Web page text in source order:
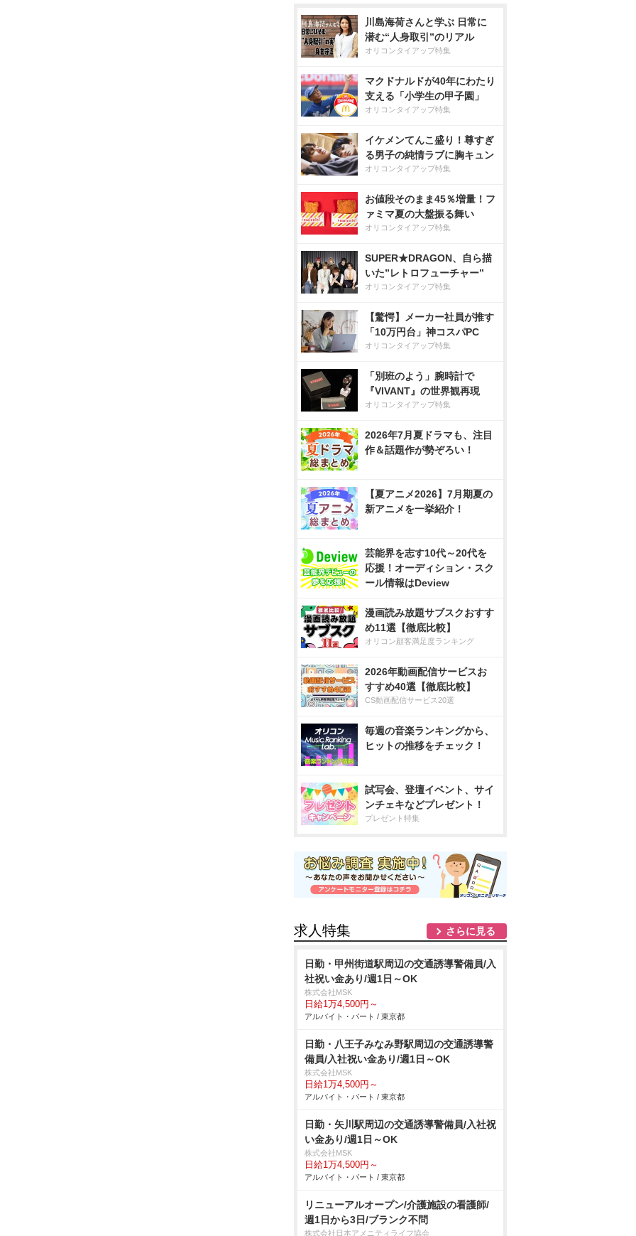
川島海荷さんと学ぶ 日常に
潜む“人身取引”のリアル
オリコンタイアップ特集
マクドナルドが40年にわたり
支える「小学生の甲子園」
オリコンタイアップ特集
イケメンてんこ盛り！尊すぎ
る男子の純情ラブに胸キュン
オリコンタイアップ特集
お値段そのまま45％増量！フ
ァミマ夏の大盤振る舞い
オリコンタイアップ特集
SUPER★DRAGON、自ら描
いた”レトロフューチャー”
オリコンタイアップ特集
【驚愕】メーカー社員が推す
「10万円台」神コスパPC
オリコンタイアップ特集
「別班のよう」腕時計で
『VIVANT』の世界観再現
オリコンタイアップ特集
2026年7月夏ドラマも、注目
作＆話題作が勢ぞろい！
【夏アニメ2026】7月期夏の
新アニメを一挙紹介！
芸能界を志す10代～20代を
応援！オーディション・スク
ール情報はDeview
漫画読み放題サブスクおすす
め11選【徹底比較】
オリコン顧客満足度ランキング
2026年動画配信サービスお
すすめ40選【徹底比較】
CS動画配信サービス20選
毎週の音楽ランキングから、
ヒットの推移をチェック！
試写会、登壇イベント、サイ
ンチェキなどプレゼント！
プレゼント特集
求人特集 さらに見る
日勤・甲州街道駅周辺の交通誘導警備員/入
社祝い金あり/週1日～OK
株式会社MSK
日給1万4,500円～
アルバイト・パート / 東京都
日勤・八王子みなみ野駅周辺の交通誘導警
備員/入社祝い金あり/週1日～OK
株式会社MSK
日給1万4,500円～
アルバイト・パート / 東京都
日勤・矢川駅周辺の交通誘導警備員/入社祝
い金あり/週1日～OK
株式会社MSK
日給1万4,500円～
アルバイト・パート / 東京都
リニューアルオープン/介護施設の看護師/
週1日から3日/ブランク不問
株式会社日本アメニティライフ協会